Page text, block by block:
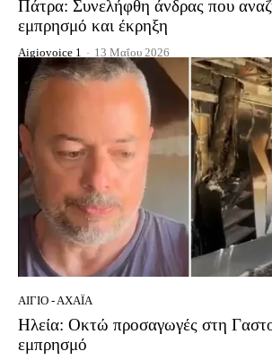
Πάτρα: Συνελήφθη άνδρας που
εμπρησμό και έκρηξη
Aigiovoice 1 - 13 Μαΐου 2026
ΑΊΓΙΟ - ΑΧΑΪ́Α
Ηλεία: Οκτώ προσαγωγές στη
εμπρησμό